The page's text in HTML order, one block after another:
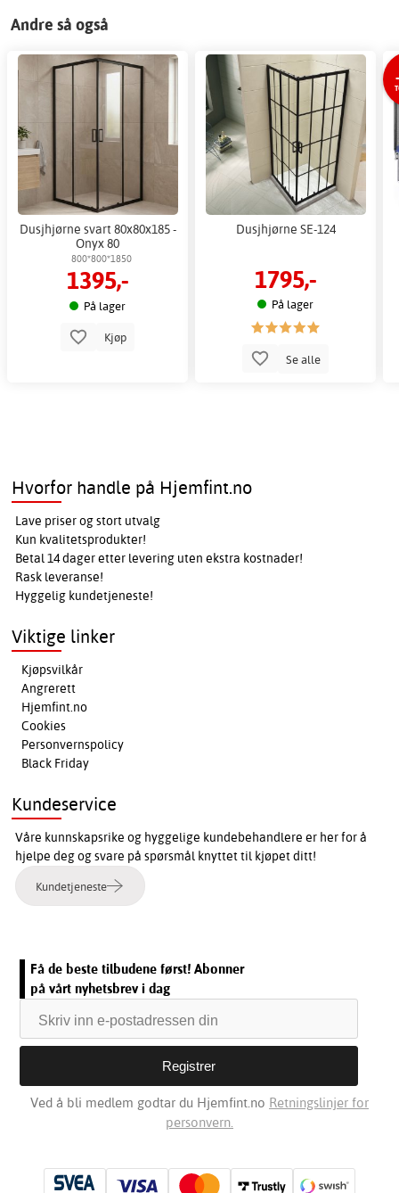
Andre så også
Dusjhjørne svart 80x80x185 -
Onyx 80
800*800*1850
1395,-
På lager
Kjøp
Dusjhjørne SE-124
1795,-
På lager
Se alle
Hvorfor handle på Hjemfint.no
Lave priser og stort utvalg
Kun kvalitetsprodukter!
Betal 14 dager etter levering uten ekstra kostnader!
Rask leveranse!
Hyggelig kundetjeneste!
Viktige linker
Kjøpsvilkår
Angrerett
Hjemfint.no
Cookies
Personvernspolicy
Black Friday
Kundeservice
Våre kunnskapsrike og hyggelige kundebehandlere er her for å
hjelpe deg og svare på spørsmål knyttet til kjøpet ditt!
Kundetjeneste
Få de beste tilbudene først! Abonner
på vårt nyhetsbrev i dag
Ved å bli medlem godtar du Hjemfint.no Retningslinjer for
personvern.